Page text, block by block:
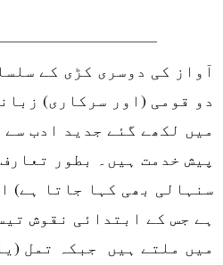
آواز کی دوسری کڑی کے
دو قومی (اور سرکاری)
میں لکھے گئے جدید ادب
پیش خدمت ہیں۔ بطور
سنہالی بھی کہا جاتا ہے)
ہے جس کے ابتدائی نقوش
میں ملتے ہیں جبکہ تمل